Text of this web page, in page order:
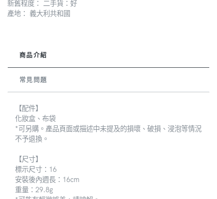
新舊程度： 二手貨：好
產地： 義大利共和國
商品介紹
常見問題
【配件】
化妝盒、布袋
*可另購。產品頁面或描述中未提及的損壞、破損、浸泡等情況
不予退換。
【尺寸】
標示尺寸：16
安裝後內週長：16cm
重量：29.8g